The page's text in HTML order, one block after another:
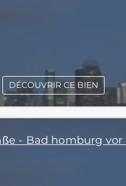
DÉCOUVRIR CE BIEN
- Bad homburg vor